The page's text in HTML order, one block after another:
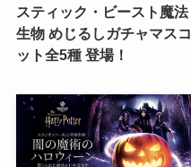
スティック・ビースト魔法
生物 めじるしガチャマスコ
ット全5種 登場！